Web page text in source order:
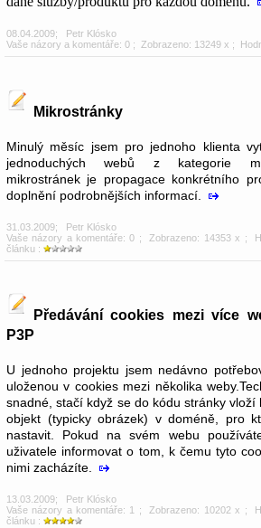
08.04.2009; Petr Klósko
Vaše názory a komentáře: 0 ; Zobrazeno: 13249 x ;
Mikrostránky
Minulý měsíc jsem pro jednoho klienta
jednoduchých webů z kategorie
mikrostránek je propagace konkrétního
doplnění podrobnějších informací.
31.03.2009; Petr Klósko
Vaše názory a komentáře: 0 ; Zobrazeno: 14353 x ;
článku :
Předávání cookies mezi více
P3P
U jednoho projektu jsem nedávno
uloženou v cookies mezi několika
snadné, stačí když se do kódu stránky vloží
objekt (typicky obrázek) v doméně, pro
nastavit. Pokud na svém webu
uživatele informovat o tom, k čemu tyto
nimi zacházíte.
13.03.2009; Petr Klósko
Vaše názory a komentáře: 1
; Zobrazeno: 10202 x ;
článku :